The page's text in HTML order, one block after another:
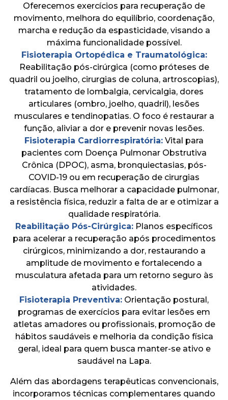
Oferecemos exercícios para recuperação de
movimento, melhora do equilíbrio, coordenação,
marcha e redução da espasticidade, visando a
máxima funcionalidade possível.
Fisioterapia Ortopédica e Traumatológica:
Reabilitação pós-cirúrgica (como próteses de
quadril ou joelho, cirurgias de coluna, artroscopias),
tratamento de lombalgia, cervicalgia, dores
articulares (ombro, joelho, quadril), lesões
musculares e tendinopatias. O foco é restaurar a
função, aliviar a dor e prevenir novas lesões.
Fisioterapia Cardiorrespiratória: Vital para
pacientes com Doença Pulmonar Obstrutiva
Crônica (DPOC), asma, bronquiectasias, pós-
COVID-19 ou em recuperação de cirurgias
cardíacas. Busca melhorar a capacidade pulmonar,
a resistência física, reduzir a falta de ar e otimizar a
qualidade respiratória.
Reabilitação Pós-Cirúrgica: Planos específicos
para acelerar a recuperação após procedimentos
cirúrgicos, minimizando a dor, restaurando a
amplitude de movimento e fortalecendo a
musculatura afetada para um retorno seguro às
atividades.
Fisioterapia Preventiva: Orientação postural,
programas de exercícios para evitar lesões em
atletas amadores ou profissionais, promoção de
hábitos saudáveis e melhoria da condição física
geral, ideal para quem busca manter-se ativo e
saudável na Lapa.
Além das abordagens terapêuticas convencionais,
incorporamos técnicas complementares quando